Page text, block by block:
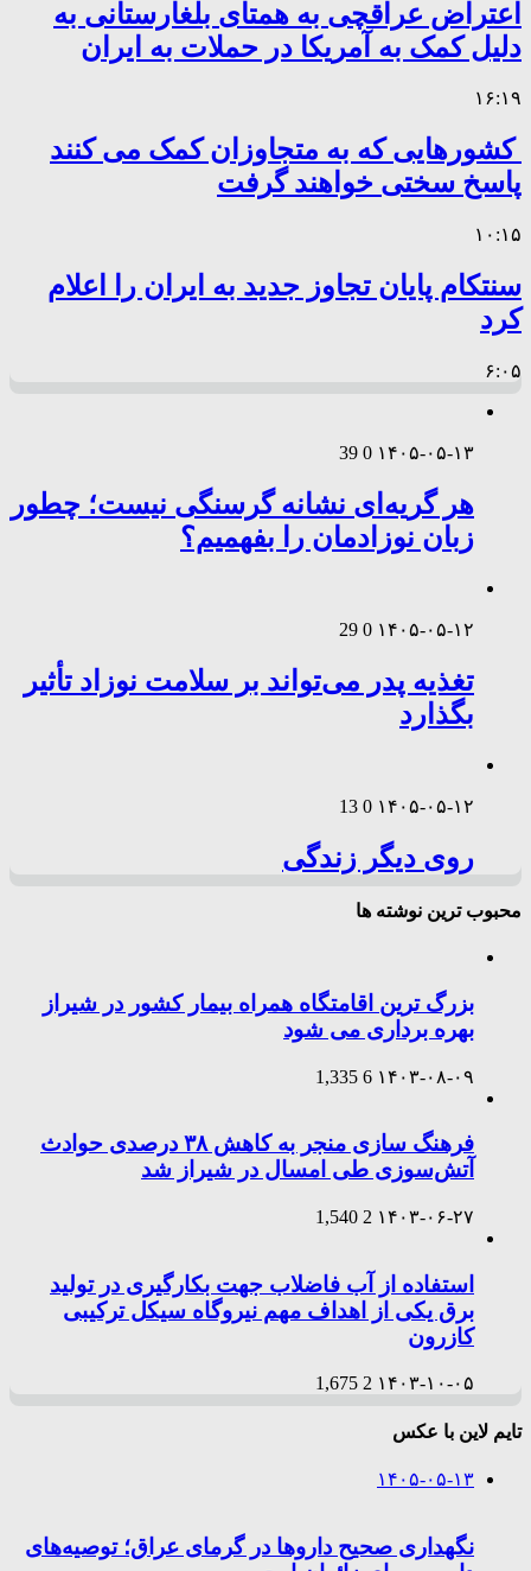
اعتراض عراقچی به همتای بلغارستانی به
دلیل کمک به آمریکا در حملات به ایران
۱۶:۱۹
کشورهایی که به متجاوزان کمک می کنند
پاسخ سختی خواهند گرفت
۱۰:۱۵
سنتکام پایان تجاوز جدید به ایران را اعلام
کرد
۶:۰۵
۱۴۰۵-۰۵-۱۳ 0
39
هر گریه‌ای نشانه گرسنگی نیست؛ چطور
زبان نوزادمان را بفهمیم؟
۱۴۰۵-۰۵-۱۲ 0
29
تغذیه پدر می‌تواند بر سلامت نوزاد تأثیر
بگذارد
۱۴۰۵-۰۵-۱۲ 0
13
روی دیگر زندگی
محبوب ترین نوشته ها
بزرگ ترین اقامتگاه همراه بیمار کشور در شیراز
بهره برداری می شود
۱۴۰۳-۰۸-۰۹ 6
1,335
فرهنگ سازی منجر به کاهش ۳۸ درصدی حوادث
آتش‌سوزی طی امسال در شیراز شد
۱۴۰۳-۰۶-۲۷ 2
1,540
استفاده از آب فاضلاب جهت بکارگیری در تولید
برق یکی از اهداف مهم نیروگاه سیکل ترکیبی
کازرون
۱۴۰۳-۱۰-۰۵ 2
1,675
تایم لاین با عکس
۱۴۰۵-۰۵-۱۳
نگهداری صحیح داروها در گرمای عراق؛ توصیه‌های